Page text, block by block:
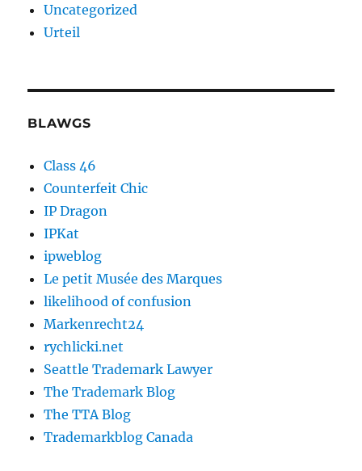
Uncategorized
Urteil
BLAWGS
Class 46
Counterfeit Chic
IP Dragon
IPKat
ipweblog
Le petit Musée des Marques
likelihood of confusion
Markenrecht24
rychlicki.net
Seattle Trademark Lawyer
The Trademark Blog
The TTA Blog
Trademarkblog Canada